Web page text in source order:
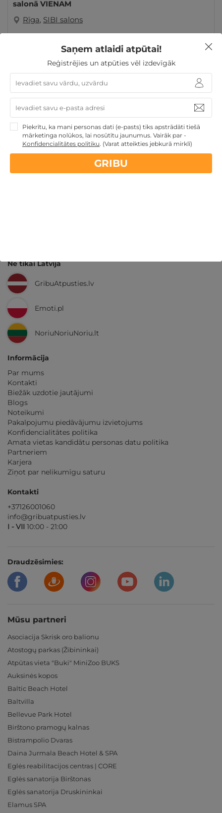
salonā VIENAM
Rīga, SIBI salons
Dāvanas Sieviešu dienā Dāvanas VIŅAI
Nekādasapkalpošanas un administrācijasmaksas
naudas atmaksas garantija
Ne tikai Latvijā
GribuAtpusties.lv
Emoti.pl
NoriuNoriuNoriu.lt
Informācija
Par mums
Kontakti
Biežāk uzdotie jautājumi
Blogs
Noteikumi
Pakalpojumu piedāvājumu izvietojums
Konfidencialitātes politika
Amata vietas kandidātu personas datu politika
Partneriem
Karjera
Ziņot par nelikumīgu saturu
Kontakti
+37126001060
info@gribuatpusties.lv
I - VII 10:00 - 21:00
Draudzēsimies:
Mūsu partneri
Asociacija Skrisk oro balionu
Atostogų parkas (Žibininkai)
Atpūtas vieta "Buki" MiniZoo BUKS
Auksinės kopos
Baltic Beach Hotel
Baltvilla
Bellevue Park Hotel
Birštono pramogų kalnas
Bistrampolio Dvaras
Daina Jurmala Beach Hotel & SPA
Eglės reabilitacijos centras | CORE
Eglės sanatorija Birštonas
Eglės sanatorija Druskininkai
Elamus SPA
Saņem atlaidi atpūtai!
Reģistrējies un atpūties vēl izdevīgāk
Piekrītu, ka mani personas dati (e-pasts) tiks apstrādāti tiešā
mārketinga nolūkos, lai nosūtītu jaunumus. Vairāk par -
Konfidencialitātes politiku. (Varat atteikties jebkurā mirklī)
GRIBU